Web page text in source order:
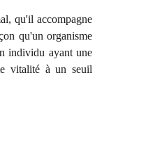
qu'il accompagne
qu'un organisme
individu ayant une
vitalité à un seuil